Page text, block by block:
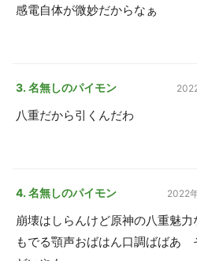
感電自体が微妙だからなぁ
3. 名無しのパイモン
八重だから引くんだわ
4. 名無しのパイモン 2022
崩壊はしらんけど原神の八重魅力
もでる顎声おばはん口調ばばあ